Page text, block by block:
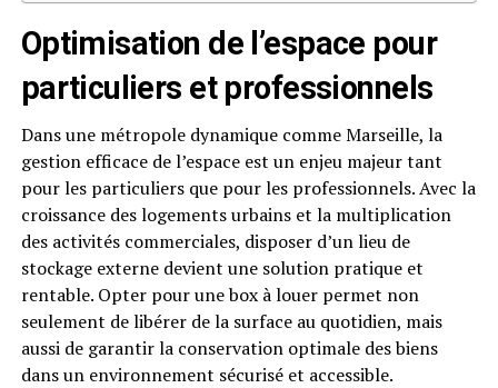
Optimisation de l’espace pour
particuliers et professionnels
Dans une métropole dynamique comme Marseille, la
gestion efficace de l’espace est un enjeu majeur tant
pour les particuliers que pour les professionnels. Avec la
croissance des logements urbains et la multiplication
des activités commerciales, disposer d’un lieu de
stockage externe devient une solution pratique et
rentable. Opter pour une box à louer permet non
seulement de libérer de la surface au quotidien, mais
aussi de garantir la conservation optimale des biens
dans un environnement sécurisé et accessible.